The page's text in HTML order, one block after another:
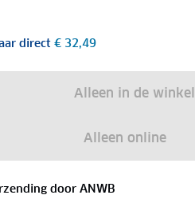
direct€ 32,49
Alleen in de winkel
Alleen online
door ANWB